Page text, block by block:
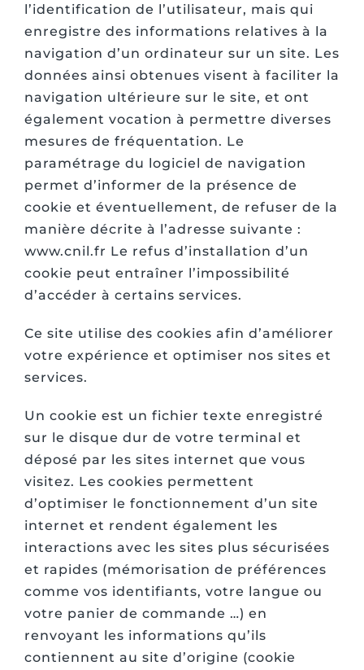
l’identification de l’utilisateur, mais qui
enregistre des informations relatives à la
navigation d’un ordinateur sur un site. Les
données ainsi obtenues visent à faciliter la
navigation ultérieure sur le site, et ont
également vocation à permettre diverses
mesures de fréquentation. Le
paramétrage du logiciel de navigation
permet d’informer de la présence de
cookie et éventuellement, de refuser de la
manière décrite à l’adresse suivante :
www.cnil.fr Le refus d’installation d’un
cookie peut entraîner l’impossibilité
d’accéder à certains services.
Ce site utilise des cookies afin d’améliorer
votre expérience et optimiser nos sites et
services.
Un cookie est un fichier texte enregistré
sur le disque dur de votre terminal et
déposé par les sites internet que vous
visitez. Les cookies permettent
d’optimiser le fonctionnement d’un site
internet et rendent également les
interactions avec les sites plus sécurisées
et rapides (mémorisation de préférences
comme vos identifiants, votre langue ou
votre panier de commande …) en
renvoyant les informations qu’ils
contiennent au site d’origine (cookie